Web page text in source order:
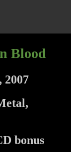
Blood
2007
bonus